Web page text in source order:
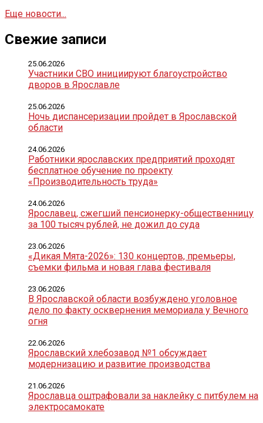
Еще новости...
Свежие записи
Участники СВО инициируют благоустройство
дворов в Ярославле
25.06.2026
Ночь диспансеризации пройдет в Ярославской
области
25.06.2026
Работники ярославских предприятий проходят
бесплатное обучение по проекту
«Производительность труда»
24.06.2026
Ярославец, сжегший пенсионерку-общественницу
за 100 тысяч рублей, не дожил до суда
24.06.2026
«Дикая Мята-2026»: 130 концертов, премьеры,
съемки фильма и новая глава фестиваля
23.06.2026
В Ярославской области возбуждено уголовное
дело по факту осквернения мемориала у Вечного
огня
23.06.2026
Ярославский хлебозавод №1 обсуждает
модернизацию и развитие производства
22.06.2026
Ярославца оштрафовали за наклейку с питбулем на
электросамокате
21.06.2026